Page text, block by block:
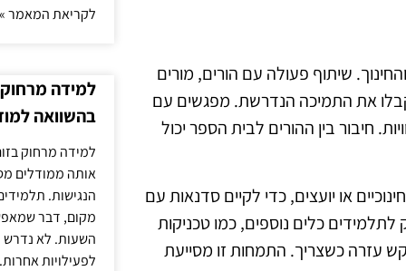
שיתוף פעולה עם הורים, מורים
את התמיכה הנדרשת. מפגשים עם
חיבור בין ההורים לבית הספר יכול
או יועצים, כדי לקיים סדנאות עם
כלים נוספים, כמו טכניקות
עזרה כשצריך. התמחות זו מסייעת
לקריאת המאמר »
למידה מרחוק
בהשוואה
למידה מרחוק
אותה ממודלים
הנגישות.
מקום, דבר
השעות. לא נדרש
לפעילויות